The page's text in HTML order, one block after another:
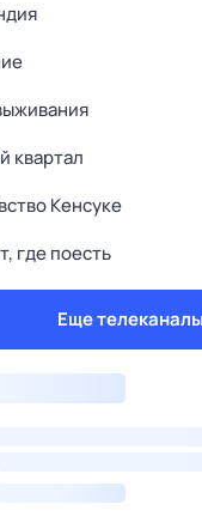
квартал
Кенсуке
где поесть
Еще телеканалы